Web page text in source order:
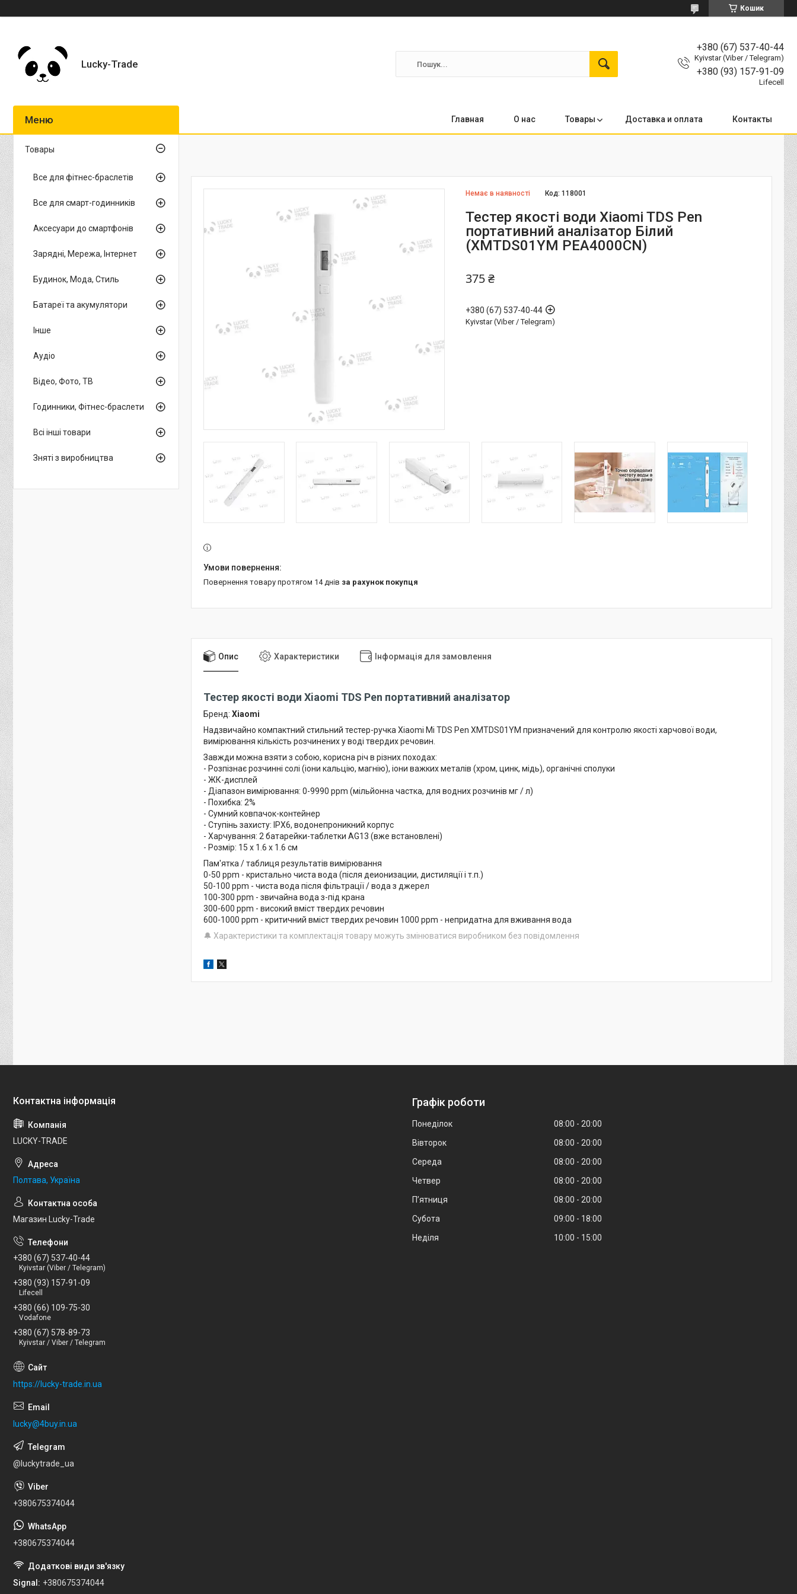
Кошик
Lucky-Trade
+380 (67) 537-40-44
Kyivstar (Viber / Telegram)
+380 (93) 157-91-09
Lifecell
Главная О нас Товары Доставка и оплата Контакты
Немає в наявності Код:118001
Тестер якості води Xiaomi TDS Pen
портативний аналізатор Білий
(XMTDS01YM PEA4000CN)
375 ₴
+380 (67) 537-40-44
Kyivstar (Viber / Telegram)
повернення товару протягом 14 днів за рахунок покупця
Опис Характеристики Інформація для замовлення
Тестер якості води Xiaomi TDS Pen портативний аналізатор
Бренд: Xiaomi
Надзвичайно компактний стильний тестер-ручка Xiaomi Mi TDS Pen XMTDS01YM призначений для контролю якості харчової води,
вимірювання кількість розчинених у воді твердих речовин.
Завжди можна взяти з собою, корисна річ в різних походах:
- Розпізнає розчинні солі (іони кальцію, магнію), іони важких металів (хром, цинк, мідь), органічні сполуки
- ЖК-дисплей
- Діапазон вимірювання: 0-9990 ppm (мільйонна частка, для водних розчинів мг / л)
- Похибка: 2%
- Сумний ковпачок-контейнер
- Ступінь захисту: IPX6, водонепроникний корпус
- Харчування: 2 батарейки-таблетки AG13 (вже встановлені)
- Розмір: 15 х 1.6 х 1.6 см
Пам'ятка / таблиця результатів вимірювання
0-50 ppm - кристально чиста вода (після деионизации, дистиляції і т.п.)
50-100 ppm - чиста вода після фільтрації / вода з джерел
100-300 ppm - звичайна вода з-під крана
300-600 ppm - високий вміст твердих речовин
600-1000 ppm - критичний вміст твердих речовин 1000 ppm - непридатна для вживання вода
🔔 Характеристики та комплектація товару можуть змінюватися виробником без повідомлення
Товары
Все для фітнес-браслетів
Все для смарт-годинників
Аксесуари до смартфонів
Зарядні, Мережа, Інтернет
Будинок, Мода, Стиль
Батареї та акумулятори
Інше
Аудіо
Відео, Фото, ТВ
Годинники, Фітнес-браслети
Всі інші товари
Зняті з виробництва
LUCKY-TRADE
Полтава, Україна
Магазин Lucky-Trade
+380 (67) 537-40-44
Kyivstar (Viber / Telegram)
+380 (93) 157-91-09
Lifecell
+380 (66) 109-75-30
Vodafone
+380 (67) 578-89-73
Kyivstar / Viber / Telegram
https://lucky-trade.in.ua
lucky@4buy.in.ua
@luckytrade_ua
+380675374044
+380675374044
Signal +380675374044
Графік роботи
Понеділок 08:00
20:00
Вівторок
08:00
20:00
Середа
08:00
20:00
Четвер
08:00
20:00
Пʼятниця
08:00
20:00
Субота
09:00
18:00
Неділя
10:00 15:00